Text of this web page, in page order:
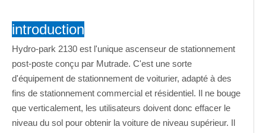
introduction
Hydro-park 2130 est l'unique ascenseur de stationnement
post-poste conçu par Mutrade. C'est une sorte
d'équipement de stationnement de voiturier, adapté à des
fins de stationnement commercial et résidentiel. Il ne bouge
que verticalement, les utilisateurs doivent donc effacer le
niveau du sol pour obtenir la voiture de niveau supérieur. Il